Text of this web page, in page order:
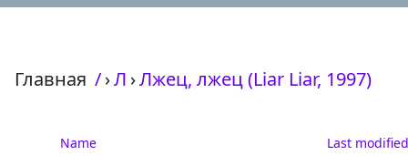
Главная /›Л ›Лжец, лжец (Liar Liar, 1997)
Name Last modified